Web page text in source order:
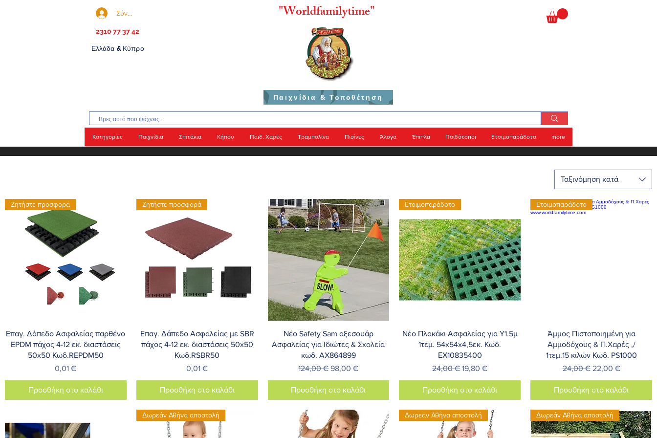
Σύνδεση
2310 77 37 42
Ελλάδα & Κύπρο
"Worldfamilytime"
Παιχνίδια & Τοποθέτηση
Κατηγορίες Παιχνίδια Σπιτάκια Κήπου Παιδ. Χαρές Τραμπολίνα Πισίνες Άλογα Έπιπλα Παιδότοποι Ετοιμοπαράδοτα more
Ταξινόμηση κατά
Γρήγορη προβολή
Ζητήστε προσφορά
Επαγ. Δάπεδο Ασφαλείας παρθένο
EPDM πάχος 4-12 εκ. διαστάσεις
50x50 Κωδ.REPDM50
Τιμή
0,01 €
Προσθήκη στο καλάθι
Γρήγορη προβολή
Ζητήστε προσφορά
Επαγ. Δάπεδο Ασφαλείας με SBR
πάχος 4-12 εκ. διαστάσεις 50x50
Κωδ.RSBR50
Τιμή
0,01 €
Προσθήκη στο καλάθι
Γρήγορη προβολή
Νέο Safety Sam αξεσουάρ
Ασφαλείας για Ιδιώτες & Σxoλεία
κωδ. AX864899
Κανονική τιμή
124,00 € Τιμή Έκπτωσης
98,00 €
Προσθήκη στο καλάθι
Γρήγορη προβολή
Ετοιμοπαράδοτο
Νέο Πλακάκι Ασφαλείας για Υ1.5μ
1τεμ. 54x54x4,5εκ. Κωδ.
ΕΧ10835400
Κανονική τιμή
24,00 € Τιμή Έκπτωσης
19,80 €
Προσθήκη στο καλάθι
Γρήγορη προβολή
Ετοιμοπαράδοτο
Άμμος Πιστοποιημένη για
Αμμοδόχους & Π.Χαρές ,/
1τεμ.15 κιλών Κωδ. PS1000
Κανονική τιμή
24,00 € Τιμή Έκπτωσης
22,00 €
Προσθήκη στο καλάθι
Δωρεάν Αθήνα αποστολή Δωρεάν Αθήνα αποστολή Δωρεάν Αθήνα αποστολή